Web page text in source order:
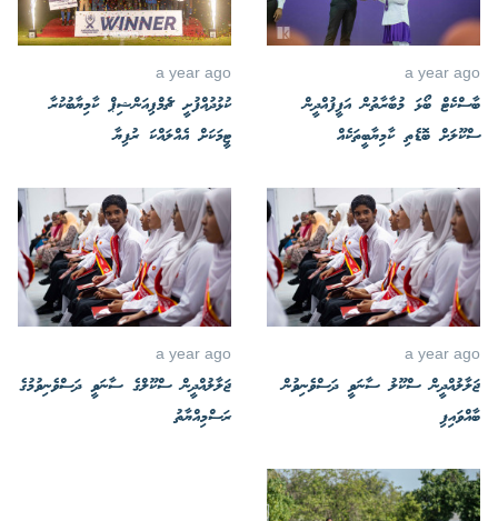
a year ago
ބާސްކެޓް ބޯޅަ މުބާރާތުން އަފީފުއްދީން
ސްކޫލަށް ބޮޑެތި ކާމިޔާބީތަކެއް
a year ago
ކުޅުދުއްފުށީ ޗެމްޕިއަންޝިޕް ކާމިޔާބުކުރާ
ޓީމަކަށް އެއްލައްކަ ރުފިޔާ
a year ago
ޖަލާލުއްދީން ސްކޫލު ސާނަވީ ދަސްވެނިވުން
ބާއްވައިފި
a year ago
ޖަލާލުއްދީން ސްކޫލްގެ ސާނަވީ ދަސްވެނިވުމުގެ
ރަސްމިއްޔާތު